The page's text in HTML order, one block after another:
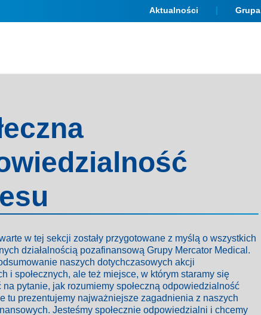
Aktualności Grupa
w tej sekcji zostały przygotowane z myślą o wszystkich
działalnością pozafinansową Grupy Mercator Medical.
naszych dotychczasowych akcji
i społecznych, ale też miejsce, w którym staramy się
pytanie, jak rozumiemy społeczną odpowiedzialność
tu prezentujemy najważniejsze zagadnienia z naszych
Jesteśmy społecznie odpowiedzialni i chcemy